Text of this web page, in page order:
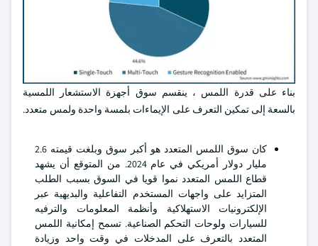
بناء على قدرة اللمس ، ينقسم سوق أجهزة الاستشعار اللمسية
بالسعة إلى تمكين التعرف على الإيماءات بلمسة واحدة ولمس متعدد.
كان سوق اللمس المتعدد هو أكبر سوق وبلغت قيمته 2.6
مليار دولار أمريكي في عام 2024. من المتوقع أن يشهد
قطاع اللمس المتعدد نموا قويا في السوق بسبب الطلب
المتزايد على واجهات المستخدم التفاعلية والبديهية عبر
الإلكترونيات الاستهلاكية وأنظمة المعلومات والترفيه
للسيارات ولوحات التحكم الصناعية. تسمح إمكانية اللمس
المتعدد بالتعرف على المدخلات في وقت واحد وزيادة